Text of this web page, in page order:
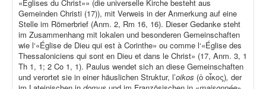
«Églises du Christ»» (die universelle Kirche besteht aus
Gemeinden Christi (17)), mit Verweis in der Anmerkung auf eine
Stelle im Römerbrief (Anm. 2, Rm 16, 16). Dieser Gedanke steht
im Zusammenhang mit lokalen und besonderen Gemeinschaften
wie l‘«Église de Dieu qui est à Corinthe» ou comme l‘«Église des
Thessaloniciens qui sont en Dieu et dans le Christ» (17, Anm. 3, 1
Th 1, 1; 2 Co 1, 1). Paulus wendet sich an diese Gemeinschaften
und verortet sie in einer häuslichen Struktur, l’oikos (ὁ οἶκος), der